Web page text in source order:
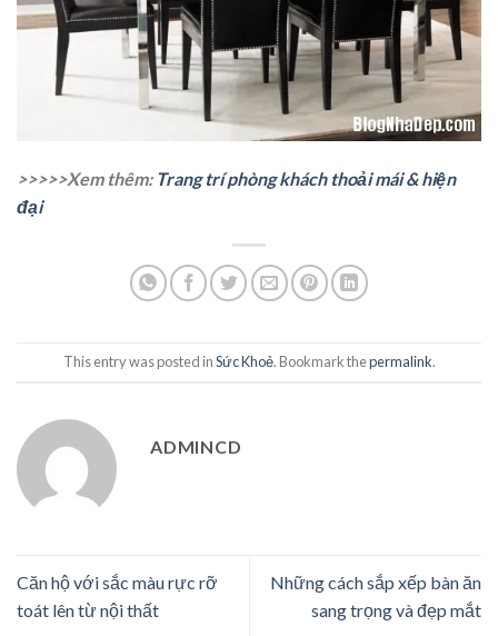
>>>>>Xem thêm: Trang trí phòng khách thoải mái & hiện
đại
This entry was posted inSức Khoẻ. Bookmark thepermalink.
ADMINCD
Căn hộ với sắc màu rực rỡ
toát lên từ nội thất
Những cách sắp xếp bàn ăn
sang trọng và đẹp mắt